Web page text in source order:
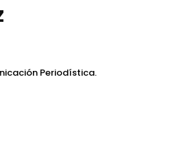
Periodística.